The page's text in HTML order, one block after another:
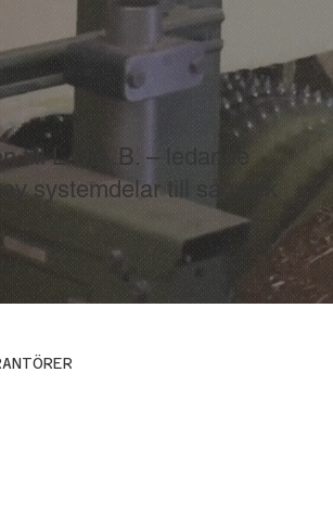
till L.O.A.B. – ledande
systemdelar till sågverk